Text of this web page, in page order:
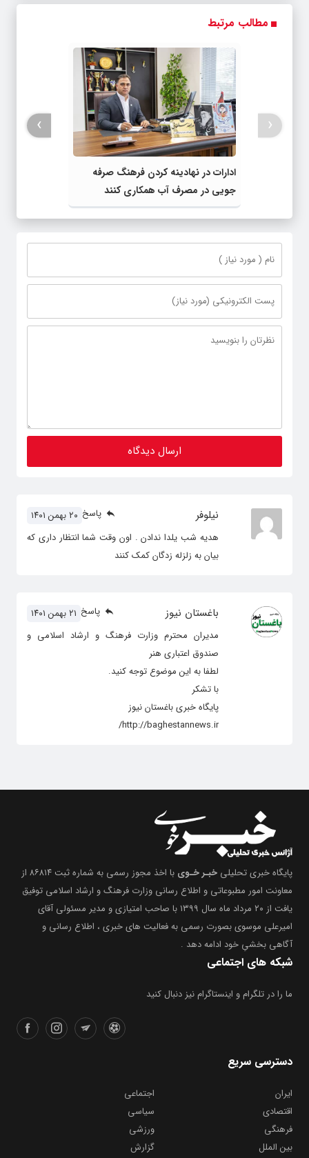
مطالب مرتبط
ادارات در نهادینه کردن فرهنگ صرفه
جویی در مصرف آب همکاری کنند
‹
›
نیلوفر ۲۰ بهمن ۱۴۰۱ پاسخ
هدیه شب یلدا ندادن . اون وقت شما انتظار داری که
بیان به زلزله زدگان کمک کنند
باغستان نیوز ۲۱ بهمن ۱۴۰۱ پاسخ
مدیران محترم وزارت فرهنگ و ارشاد اسلامی و
صندوق اعتباری هنر
لطفا به این موضوع توجه کنید.
با تشکر
پایگاه خبری باغستان نیوز
http://baghestannews.ir/
پایگاه خبری تحلیلی خبـر خـوی
با اخذ مجوز رسمی به شماره ثبت ۸۶۸۱۴ از
معاونت امور مطبوعاتی و اطلاع رسانی وزارت فرهنگ و ارشاد اسلامی توفیق
یافت از ۲۰ مرداد ماه سال ۱۳۹۹ با صاحب امتیازی و مدیر مسئولی آقای
امیرعلی موسوی بصورت رسمی به فعالیت های خبری ، اطلاع رسانی و
آگاهی بخشیِ خود ادامه دهد .
شبکه های اجتماعی
ما را در تلگرام و اینستاگرام نیز دنبال کنید
دسترسی سریع
ایران
اجتماعی
اقتصادی
سیاسی
فرهنگی
ورزشی
بین الملل
گزارش